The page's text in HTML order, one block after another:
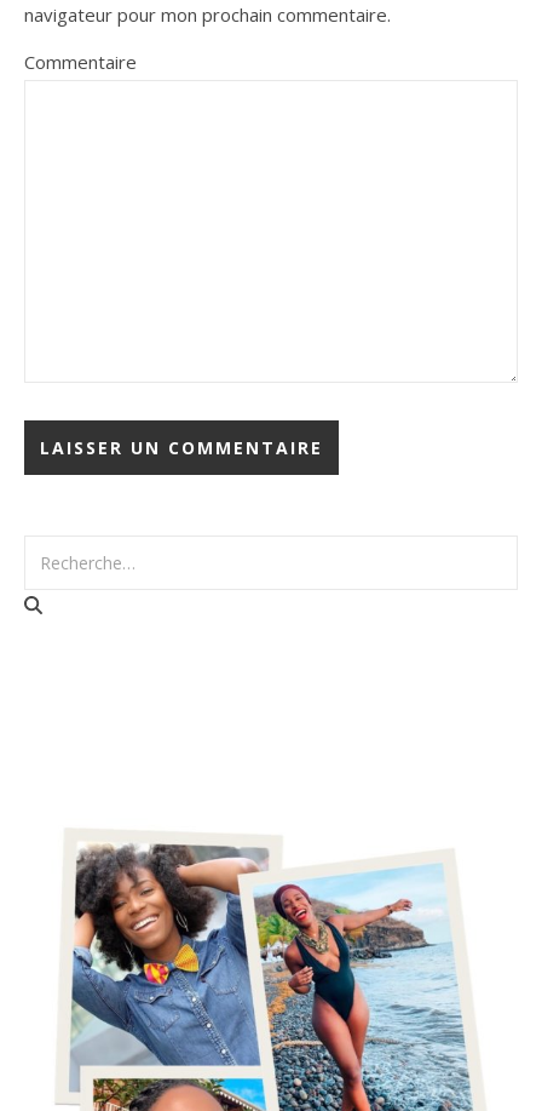
navigateur pour mon prochain commentaire.
Commentaire